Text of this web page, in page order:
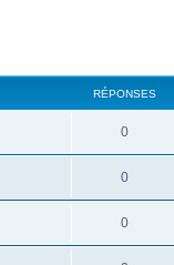
RÉPONSES
0R
é
o
n
0R
é
0R
é